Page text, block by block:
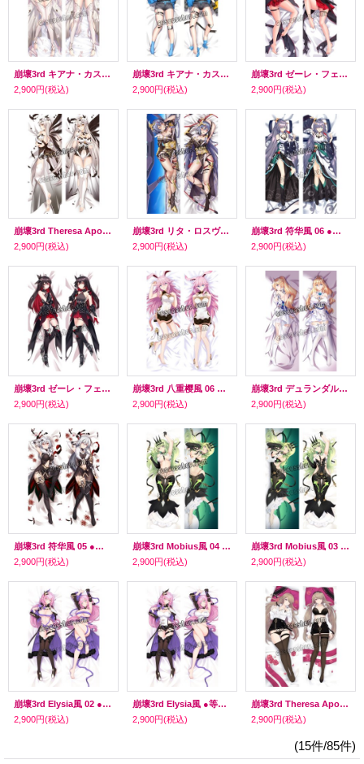
崩壞3rd キアナ・カスラナ風 08 ●等身大 抱き枕カバー
2,900円(税込)
崩壞3rd キアナ・カスラナ風 07 ●等身大 抱き枕カバー
2,900円(税込)
崩壞3rd ゼーレ・フェレライ風 10 ●等身大 抱き枕カバー
2,900円(税込)
崩壞3rd Theresa Apocalypse風 ●等身大 抱き枕カバー
2,900円(税込)
崩壞3rd リタ・ロスヴァイセ風 04 ●等身大 抱き枕カバー
2,900円(税込)
崩壞3rd 符华風 06 ●等身大 抱き枕カバー
2,900円(税込)
崩壞3rd ゼーレ・フェレライ風 09 ●等身大 抱き枕カバー
2,900円(税込)
崩壞3rd 八重樱風 06 ●等身大 抱き枕カバー
2,900円(税込)
崩壞3rd デュランダル風 01 ●等身大 抱き枕カバー
2,900円(税込)
崩壞3rd 符华風 05 ●等身大 抱き枕カバー
2,900円(税込)
崩壞3rd Mobius風 04 ●等身大 抱き枕カバー
2,900円(税込)
崩壞3rd Mobius風 03 ●等身大 抱き枕カバー
2,900円(税込)
崩壞3rd Elysia風 02 ●等身大 抱き枕カバー
2,900円(税込)
崩壞3rd Elysia風 ●等身大 抱き枕カバー
2,900円(税込)
崩壞3rd Theresa Apocalypse風 05 ●等身大 抱き枕カバー
2,900円(税込)
(15件/85件)